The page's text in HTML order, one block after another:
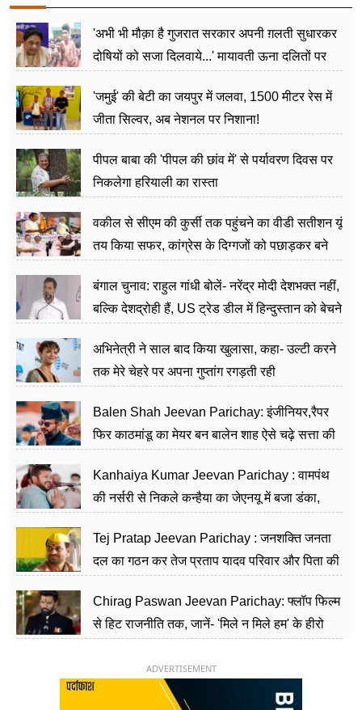
'अभी भी मौक़ा है गुजरात सरकार अपनी ग़लती सुधारकर
दोषियों को सजा दिलवाये...' मायावती ऊना दलितों पर
'जमुई' की बेटी का जयपुर में जलवा, 1500 मीटर रेस में
जीता सिल्वर, अब नेशनल पर निशाना!
पीपल बाबा की 'पीपल की छांव में' से पर्यावरण दिवस पर
निकलेगा हरियाली का रास्ता
वकील से सीएम की कुर्सी तक पहुंचने का वीडी सतीशन यूं
तय किया सफर, कांग्रेस के दिग्गजों को पछाड़कर बने
बंगाल चुनाव: राहुल गांधी बोलें- नरेंद्र मोदी देशभक्त नहीं,
बल्कि देशद्रोही हैं, US ट्रेड डील में हिन्दुस्तान को बेचने
अभिनेत्री ने साल बाद किया खुलासा, कहा- उल्टी करने
तक मेरे चेहरे पर अपना गुप्तांग रगड़ती रही
Balen Shah Jeevan Parichay: इंजीनियर,रैपर
फिर काठमांडू का मेयर बन बालेन शाह ऐसे चढ़े सत्ता की
Kanhaiya Kumar Jeevan Parichay : वामपंथ
की नर्सरी से निकले कन्हैया का जेएनयू में बजा डंका,
Tej Pratap Jeevan Parichay : जनशक्ति जनता
दल का गठन कर तेज प्रताप यादव परिवार और पिता की
Chirag Paswan Jeevan Parichay: फ्लॉप फिल्म
से हिट राजनीति तक, जानें- 'मिले न मिले हम' के हीरो
ADVERTISEMENT